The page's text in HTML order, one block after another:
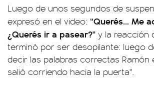
Luego de unos segundos de
expresó en el video: “Querés… Me
¿Querés ir a pasear?" y la reacción
terminó por ser desopilante: luego
decir las palabras correctas Ramón
salió corriendo hacia la puerta".